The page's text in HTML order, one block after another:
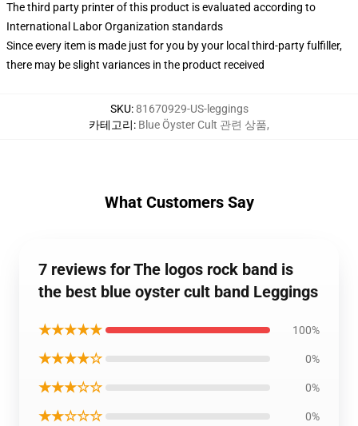
The third party printer of this product is evaluated according to
International Labor Organization standards
Since every item is made just for you by your local third-party fulfiller,
there may be slight variances in the product received
SKU:81670929-US-leggings
카테고리: Blue Öyster Cult 관련 상품,
What Customers Say
7 reviews for The logos rock band is
the best blue oyster cult band Leggings
★★★★★ 100%
★★★★☆ 0%
★★★☆☆ 0%
★★☆☆☆ 0%